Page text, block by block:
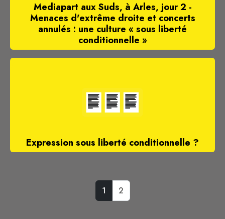
Mediapart aux Suds, à Arles, jour 2 -
Menaces d'extrême droite et concerts
annulés : une culture « sous liberté
conditionnelle »
Expression sous liberté conditionnelle ?
1 2